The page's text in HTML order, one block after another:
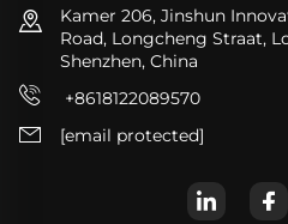
Kamer 206, Jinshun
Road, Longcheng Straat,
Shenzhen, China
+8618122089570
[email protected]